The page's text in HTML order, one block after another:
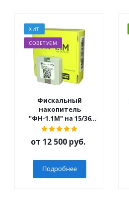
ХИТ
СОВЕТУЕМ
Фискальный
накопитель
"ФН-1.1М" на 15/36
мес.
от 12 500 руб.
Подробнее